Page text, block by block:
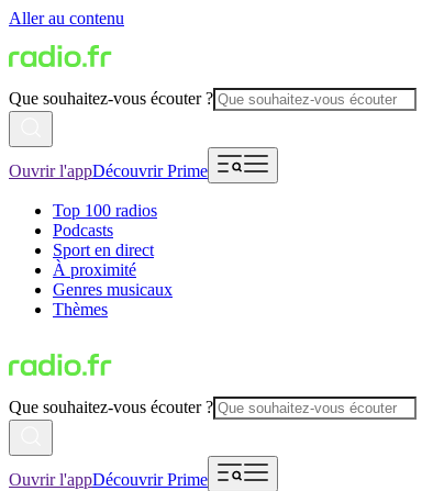
Aller au contenu
Que souhaitez-vous écouter ?
Ouvrir l'appDécouvrir Prime
Top 100 radios
Podcasts
Sport en direct
À proximité
Genres musicaux
Thèmes
Que souhaitez-vous écouter ?
Ouvrir l'appDécouvrir Prime